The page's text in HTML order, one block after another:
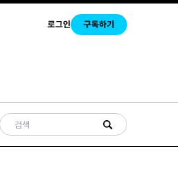
로그인 구독하기